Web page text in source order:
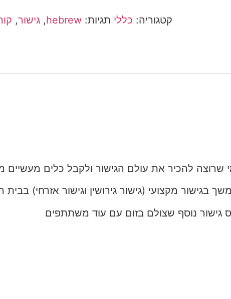
קטגוריה: כללי תגיות: hebrew
, גישור,
שרוצה להכיר את עולם הגישור ולקבל כלים מעשיים
בגישור מקצועי (גישור גירושין וגישור אזרחי)
גישור נוסף שצולם בזום עם עוד משתתפים